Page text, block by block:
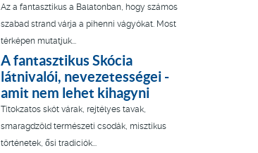
Az a fantasztikus a Balatonban, hogy számos
szabad strand várja a pihenni vágyókat. Most
térképen mutatjuk...
A fantasztikus Skócia
látnivalói, nevezetességei -
amit nem lehet kihagyni
Titokzatos skót várak, rejtélyes tavak,
smaragdzöld természeti csodák, misztikus
történetek, ősi tradíciók...